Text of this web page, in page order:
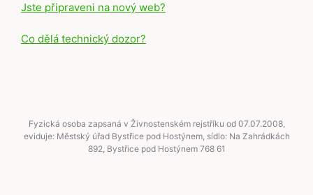
Jste připraveni na nový web?
Co dělá technický dozor?
Fyzická osoba zapsaná v Živnostenském rejstříku od 07.07.2008,
eviduje: Městský úřad Bystřice pod Hostýnem, sídlo: Na Zahrádkách
892, Bystřice pod Hostýnem 768 61